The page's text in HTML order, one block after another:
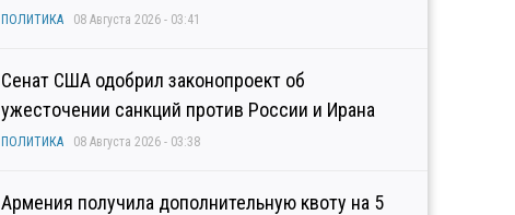
ПОЛИТИКА 08 Августа 2026 - 03:41
Сенат США одобрил законопроект об
ужесточении санкций против России и Ирана
ПОЛИТИКА 08 Августа 2026 - 03:38
Армения получила дополнительную квоту на 5